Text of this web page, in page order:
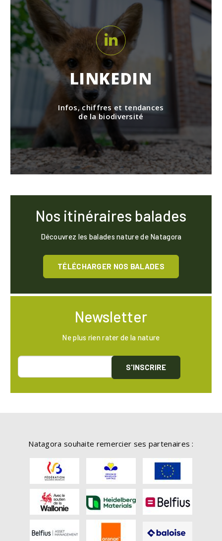
LINKEDIN
Infos, chiffres et tendances
de la biodiversité
Nos itinéraires balades
Découvrez les balades nature de Natagora
TÉLÉCHARGER NOS BALADES
Newsletter
Ne plus rien rater de la nature
S'INSCRIRE
Natagora souhaite remercier ses partenaires :